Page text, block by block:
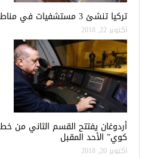
تركيا تنشئ 3 مستشفيات في مناطق درع الفرات بسوريا
أكتوبر 22, 2018
أردوغان يفتتح القسم الثاني من
كوي” الأحد المقبل
أكتوبر 20, 2018